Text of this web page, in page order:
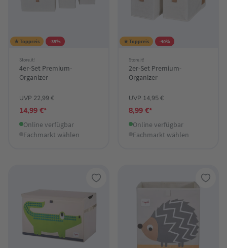
★ Toppreis -35%
Store.it!
4er-Set Premium-
Organizer
UVP 22,99 €
14,99 €*
Online verfügbar
Fachmarkt wählen
★ Toppreis -40%
Store.it!
2er-Set Premium-
Organizer
UVP 14,95 €
8,99 €*
Online verfügbar
Fachmarkt wählen